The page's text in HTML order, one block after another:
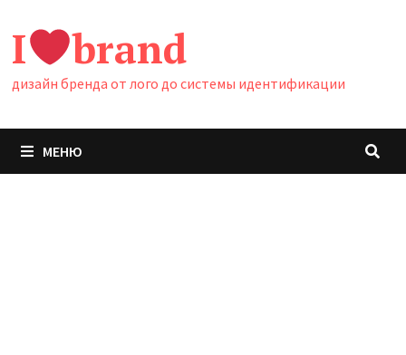
содержимому
I brand
дизайн бренда от лого до системы идентификации
МЕНЮ